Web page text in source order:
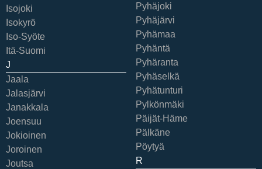
Isojoki
Isokyrö
Iso-Syöte
Itä-Suomi
J
Jaala
Jalasjärvi
Janakkala
Joensuu
Jokioinen
Joroinen
Joutsa
Pyhäjoki
Pyhäjärvi
Pyhämaa
Pyhäntä
Pyhäranta
Pyhäselkä
Pyhätunturi
Pylkönmäki
Päijät-Häme
Pälkäne
Pöytyä
R